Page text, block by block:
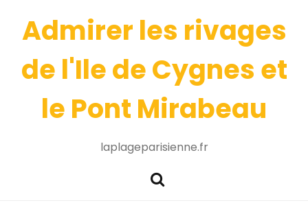
Admirer les rivages
de l'Ile de Cygnes et
le Pont Mirabeau
laplageparisienne.fr